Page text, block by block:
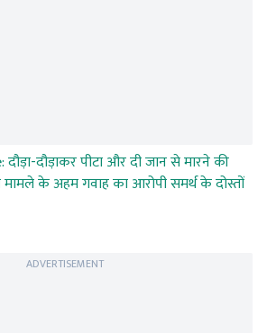
दौड़ाकर पीटा और दी जान से मारने की
मामले के अहम गवाह का आरोपी समर्थ के दोस्तों
ADVERTISEMENT